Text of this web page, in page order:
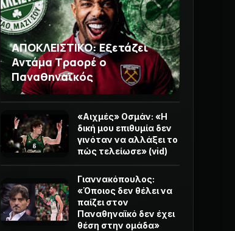
ΑΠΟΚΛΕΙΣΤΙΚΟ: Εξετάζει
Αντάμα Τραορέ ο
Παναθηναϊκός
«Αιχμές» Οσμάν: «Η
δική μου επιθυμία δεν
γινόταν να αλλάξει το
πώς τελείωσε» (vid)
Γιαννακόπουλος:
«Όποιος δεν θέλει να
παίζει στον
Παναθηναϊκό δεν έχει
θέση στην ομάδα»